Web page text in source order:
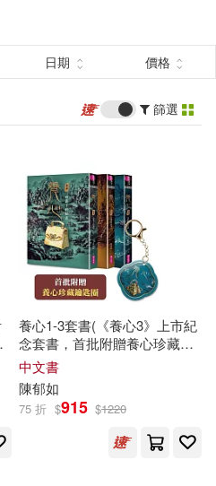
書(64)
(12)
清(7)
統(4)
(4)
日期 價格
篩選
養心1-3套書(《養心3》上市紀
念套書，首批附贈養心珍藏鑰
匙圈)
中文書
陳郁如
75 折 $915 $1220